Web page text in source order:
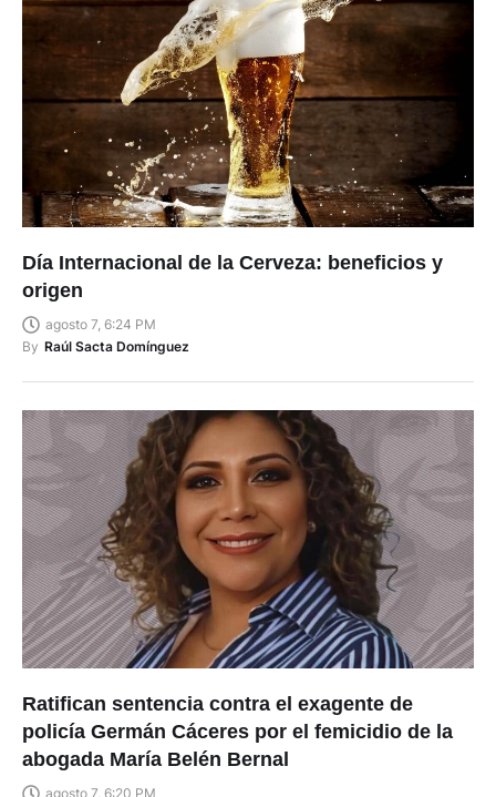
Día Internacional de la Cerveza: beneficios y
origen
agosto 7, 6:24 PM
By Raúl Sacta Domínguez
Ratifican sentencia contra el exagente de
policía Germán Cáceres por el femicidio de la
abogada María Belén Bernal
agosto 7, 6:20 PM